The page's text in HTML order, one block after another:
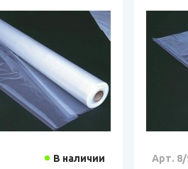
В наличии Арт. 8/